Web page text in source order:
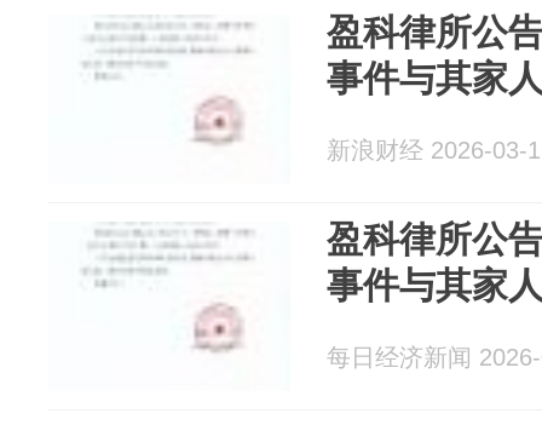
盈科律所公
事件与其家
新浪财经 2026-03-
盈科律所公
事件与其家
每日经济新闻